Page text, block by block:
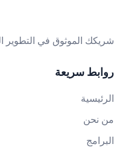
شريكك الموثوق في التطوير
روابط سريعة
الرئيسية
من نحن
البرامج